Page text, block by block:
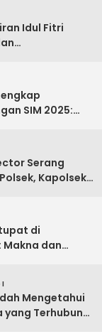
Idul Fitri
SIM 2025:
Serang
Kapolsek
di
Makna dan
Mengetahui
yang Terhubung